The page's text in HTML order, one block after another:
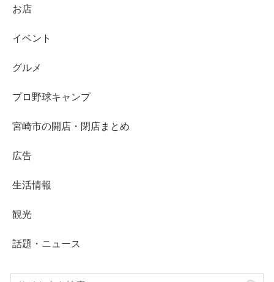
お店
イベント
グルメ
プロ野球キャンプ
宮崎市の開店・閉店まとめ
広告
生活情報
観光
話題・ニュース